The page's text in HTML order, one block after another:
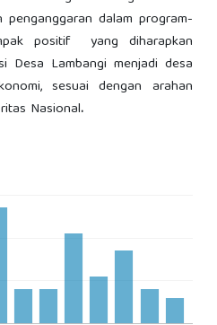
penganggaran dalam program-
positif yang diharapkan
Desa Lambangi menjadi desa
sesuai dengan arahan
Nasional.